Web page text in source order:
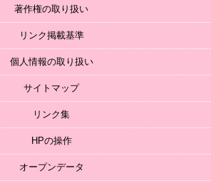
著作権の取り扱い
リンク掲載基準
個人情報の取り扱い
サイトマップ
リンク集
HPの操作
オープンデータ